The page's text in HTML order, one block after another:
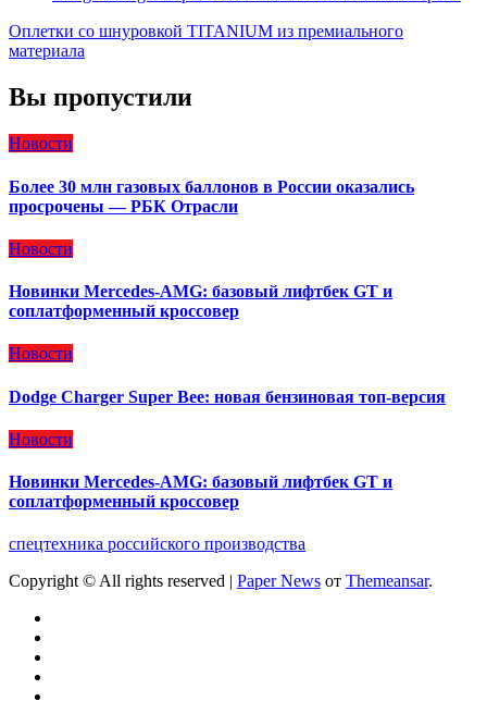
Оплетки со шнуровкой TITANIUM из премиального
материала
Вы пропустили
Новости
Более 30 млн газовых баллонов в России оказались
просрочены — РБК Отрасли
Новости
Новинки Mercedes-AMG: базовый лифтбек GT и
соплатформенный кроссовер
Новости
Dodge Charger Super Bee: новая бензиновая топ-версия
Новости
Новинки Mercedes-AMG: базовый лифтбек GT и
соплатформенный кроссовер
спецтехника российского производства
Copyright © All rights reserved | Paper News от Themeansar.